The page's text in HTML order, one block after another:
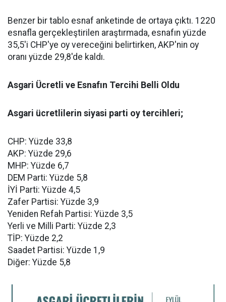
Benzer bir tablo esnaf anketinde de ortaya çıktı. 1220
esnafla gerçekleştirilen araştırmada, esnafın yüzde
35,5'i CHP'ye oy vereceğini belirtirken, AKP'nin oy
oranı yüzde 29,8'de kaldı.
Asgari Ücretli ve Esnafın Tercihi Belli Oldu
Asgari ücretlilerin siyasi parti oy tercihleri;
CHP: Yüzde 33,8
AKP: Yüzde 29,6
MHP: Yüzde 6,7
DEM Parti: Yüzde 5,8
İYİ Parti: Yüzde 4,5
Zafer Partisi: Yüzde 3,9
Yeniden Refah Partisi: Yüzde 3,5
Yerli ve Milli Parti: Yüzde 2,3
TİP: Yüzde 2,2
Saadet Partisi: Yüzde 1,9
Diğer: Yüzde 5,8